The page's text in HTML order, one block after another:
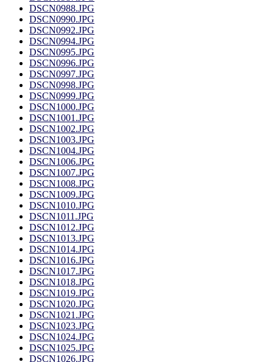
DSCN0988.JPG
DSCN0990.JPG
DSCN0992.JPG
DSCN0994.JPG
DSCN0995.JPG
DSCN0996.JPG
DSCN0997.JPG
DSCN0998.JPG
DSCN0999.JPG
DSCN1000.JPG
DSCN1001.JPG
DSCN1002.JPG
DSCN1003.JPG
DSCN1004.JPG
DSCN1006.JPG
DSCN1007.JPG
DSCN1008.JPG
DSCN1009.JPG
DSCN1010.JPG
DSCN1011.JPG
DSCN1012.JPG
DSCN1013.JPG
DSCN1014.JPG
DSCN1016.JPG
DSCN1017.JPG
DSCN1018.JPG
DSCN1019.JPG
DSCN1020.JPG
DSCN1021.JPG
DSCN1023.JPG
DSCN1024.JPG
DSCN1025.JPG
DSCN1026.JPG